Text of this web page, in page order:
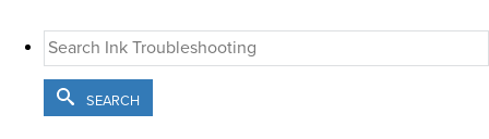
GRAVÜR
HEATSET
KAĞIT AMBALAJ
SEARCH